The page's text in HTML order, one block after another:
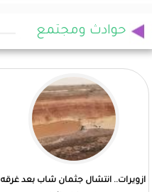
حوادث ومجتمع
ازويرات.. انتشال جثمان شاب بعد غرقه